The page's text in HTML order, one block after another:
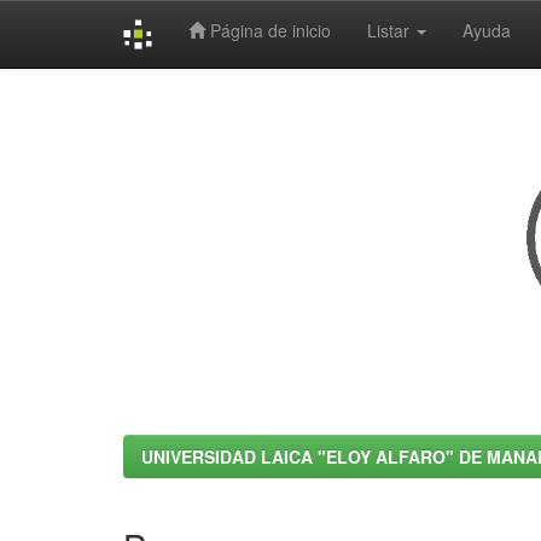
Página de inicio Listar Ayuda
UNIVERSIDAD LAICA "ELOY ALFARO" DE